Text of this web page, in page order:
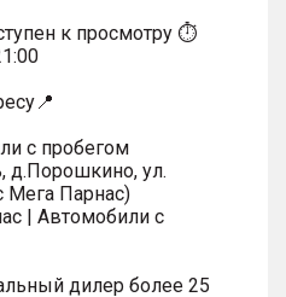
к просмотру ⏱
с пробегом
д.Порошкино, ул.
Мега Парнас)
| Автомобили с
дилер более 25